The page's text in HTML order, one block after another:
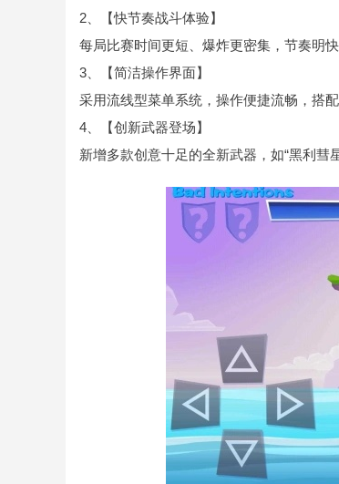
2、【快节奏战斗体验】
每局比赛时间更短、爆炸更密集，节奏明
3、【简洁操作界面】
采用流线型菜单系统，操作便捷流畅，搭
4、【创新武器登场】
新增多款创意十足的全新武器，如“黑利彗